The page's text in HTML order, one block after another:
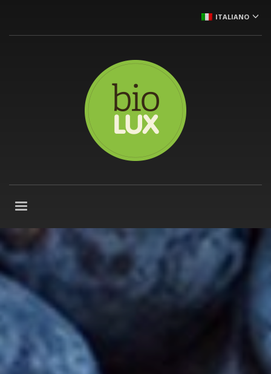
ITALIANO